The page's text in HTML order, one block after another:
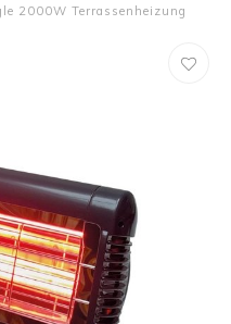
2000W Terrassenheizung